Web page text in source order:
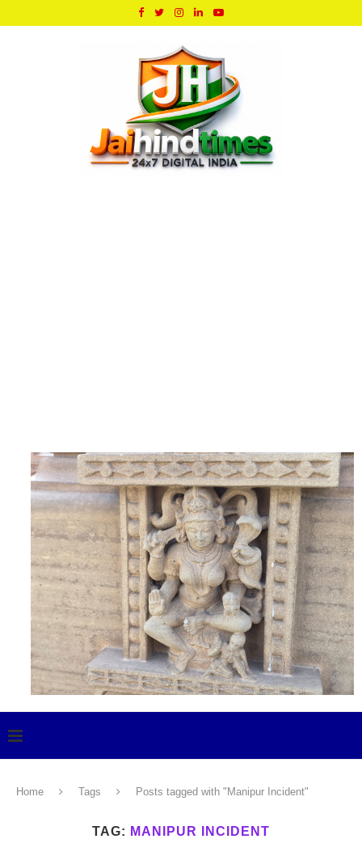
Home Tags Posts tagged with "Manipur Incident"
TAG: MANIPUR INCIDENT